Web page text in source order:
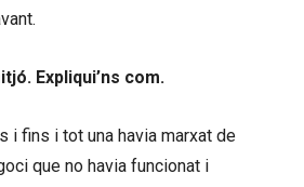
Expliqui’ns com.
i fins i tot una havia marxat de
que no havia funcionat i